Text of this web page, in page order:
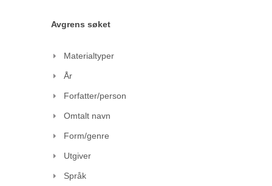
Avgrens søket
Materialtyper
År
Forfatter/person
Omtalt navn
Form/genre
Utgiver
Språk